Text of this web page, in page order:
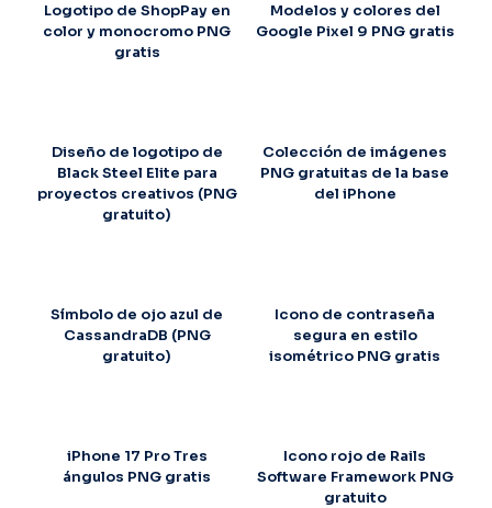
Logotipo de ShopPay en
color y monocromo PNG
gratis
Modelos y colores del
Google Pixel 9 PNG gratis
Diseño de logotipo de
Black Steel Elite para
proyectos creativos (PNG
gratuito)
Colección de imágenes
PNG gratuitas de la base
del iPhone
Símbolo de ojo azul de
CassandraDB (PNG
gratuito)
Icono de contraseña
segura en estilo
isométrico PNG gratis
iPhone 17 Pro Tres
ángulos PNG gratis
Icono rojo de Rails
Software Framework PNG
gratuito